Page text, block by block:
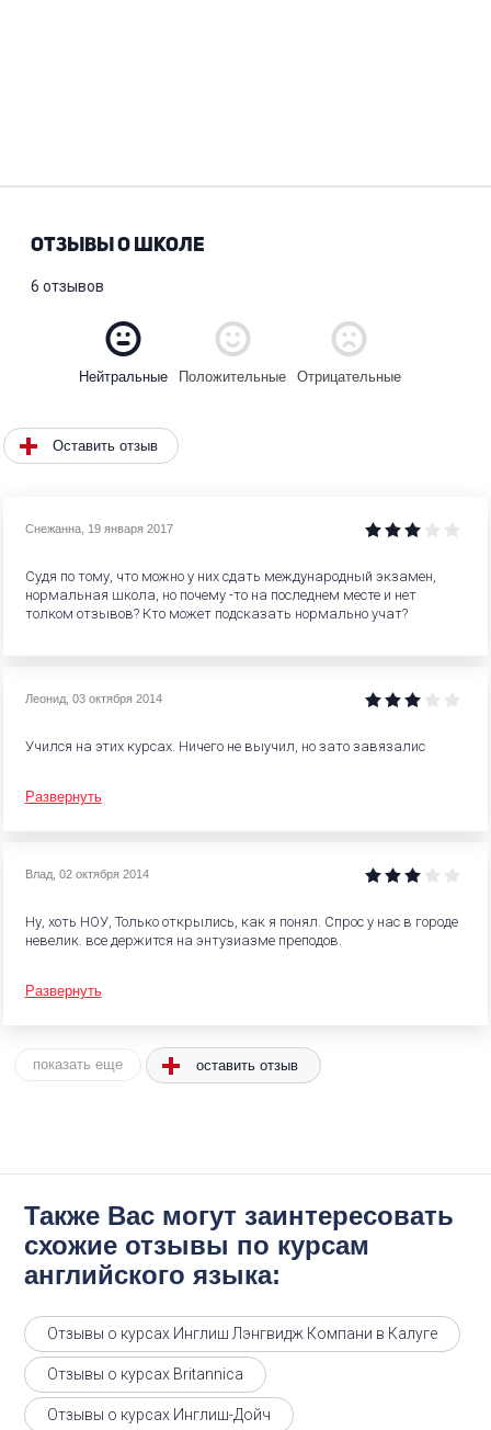
ОТЗЫВЫ О ШКОЛЕ
6 отзывов
Нейтральные Положительные Отрицательные
Оставить отзыв
Снежанна, 19 января 2017
Судя по тому, что можно у них сдать международный экзамен,
нормальная школа, но почему -то на последнем месте и нет
толком отзывов? Кто может подсказать нормально учат?
Леонид, 03 октября 2014
Учился на этих курсах. Ничего не выучил, но зато завязалис
Развернуть
Влад, 02 октября 2014
Ну, хоть НОУ, Только открылись, как я понял. Спрос у нас в городе
невелик. все держится на энтузиазме преподов.
Развернуть
показать еще оставить отзыв
Также Вас могут заинтересовать
схожие отзывы по курсам
английского языка:
Отзывы о курсах Инглиш Лэнгвидж Компани в Калуге
Отзывы о курсах Britannica
Отзывы о курсах Инглиш-Дойч